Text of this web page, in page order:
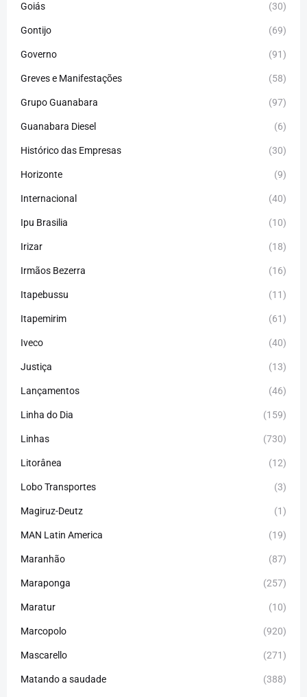
Goiás (30)
Gontijo (69)
Governo (91)
Greves e Manifestações (58)
Grupo Guanabara (97)
Guanabara Diesel (6)
Histórico das Empresas (30)
Horizonte (9)
Internacional (40)
Ipu Brasilia (10)
Irizar (18)
Irmãos Bezerra (16)
Itapebussu (11)
Itapemirim (61)
Iveco (40)
Justiça (13)
Lançamentos (46)
Linha do Dia (159)
Linhas (730)
Litorânea (12)
Lobo Transportes (3)
Magiruz-Deutz (1)
MAN Latin America (19)
Maranhão (87)
Maraponga (257)
Maratur (10)
Marcopolo (920)
Mascarello (271)
Matando a saudade (388)